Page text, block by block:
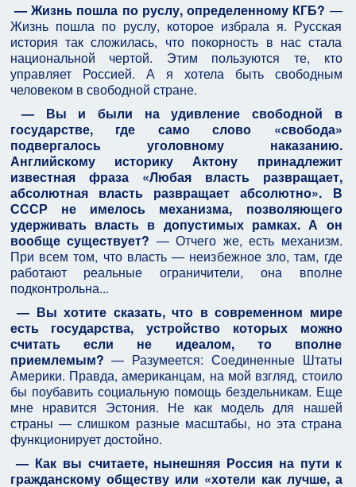
— Жизнь пошла по руслу, определенному КГБ? —
Жизнь пошла по руслу, которое избрала я. Русская
история так сложилась, что покорность в нас стала
национальной чертой. Этим пользуются те, кто
управляет Россией. А я хотела быть свободным
человеком в свободной стране.
— Вы и были на удивление свободной в
государстве, где само слово «свобода»
подвергалось уголовному наказанию.
Английскому историку Актону принадлежит
известная фраза «Любая власть развращает,
абсолютная власть развращает абсолютно». В
СССР не имелось механизма, позволяющего
удерживать власть в допустимых рамках. А он
вообще существует? — Отчего же, есть механизм.
При всем том, что власть — неизбежное зло, там, где
работают реальные ограничители, она вполне
подконтрольна...
— Вы хотите сказать, что в современном мире
есть государства, устройство которых можно
считать если не идеалом, то вполне
приемлемым? — Разумеется: Соединенные Штаты
Америки. Правда, американцам, на мой взгляд, стоило
бы поубавить социальную помощь бездельникам. Еще
мне нравится Эстония. Не как модель для нашей
страны — слишком разные масштабы, но эта страна
функционирует достойно.
— Как вы считаете, нынешняя Россия на пути к
гражданскому обществу или «хотели как лучше, а